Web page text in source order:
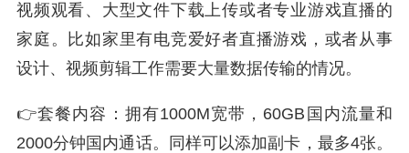
视频观看、大型文件下载上传或者专业游戏直播的
家庭。比如家里有电竞爱好者直播游戏，或者从事
设计、视频剪辑工作需要大量数据传输的情况。
👉套餐内容：拥有1000M宽带，60GB国内流量和
2000分钟国内通话。同样可以添加副卡，最多4张。